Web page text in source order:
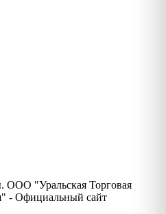
ООО "Уральская Торговая
- Официальный сайт